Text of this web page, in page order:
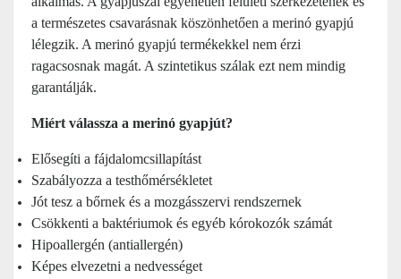
a természetes csavarásnak köszönhetően a merinó gyapjú
lélegzik. A merinó gyapjú termékekkel nem érzi
ragacsosnak magát. A szintetikus szálak ezt nem mindig
garantálják.
Miért válassza a merinó gyapjút?
Elősegíti a fájdalomcsillapítást
Szabályozza a testhőmérsékletet
Jót tesz a bőrnek és a mozgásszervi rendszernek
Csökkenti a baktériumok és egyéb kórokozók számát
Hipoallergén (antiallergén)
Képes elvezetni a nedvességet